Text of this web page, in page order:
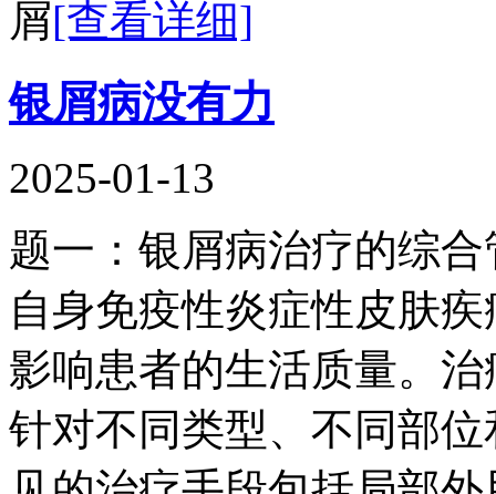
屑[查看详细]
银屑病没有力
2025-01-13
题一：银屑病治疗的综
自身免疫性炎症性皮肤
影响患者的生活质量。
针对不同类型、不同部